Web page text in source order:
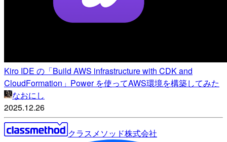
Kiro IDE の「Build AWS infrastructure with CDK and
CloudFormation」Power を使ってAWS環境を構築してみた
なおにし
2025.12.26
クラスメソッド株式会社